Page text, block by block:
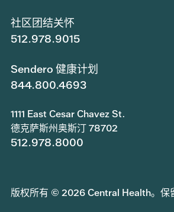
社区团结关怀
512.978.9015
Sendero 健康计划
844.800.4693
1111 East Cesar Chavez St.
德克萨斯州奥斯汀 78702
512.978.8000
版权所有 © 2026 Central Health。保